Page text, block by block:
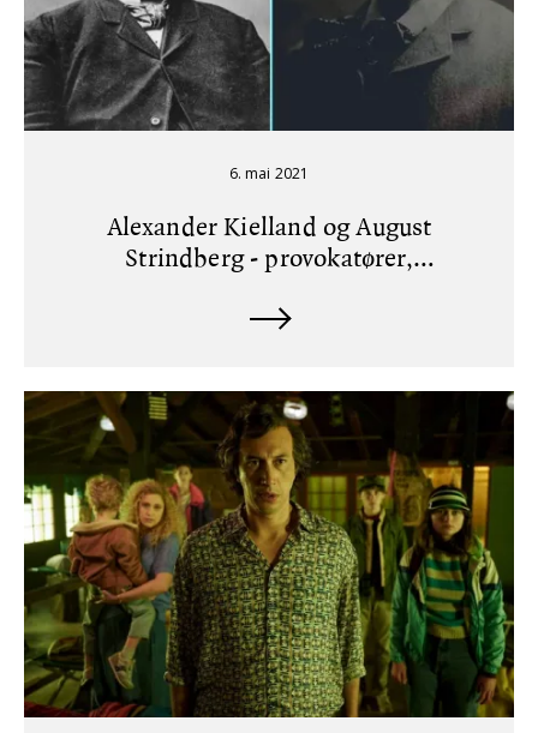
6. mai 2021
Alexander Kielland og August
Strindberg - provokatører,